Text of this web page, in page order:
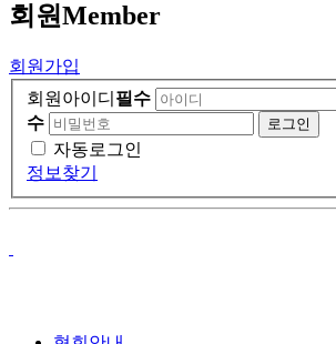
회원Member
회원가입
회원아이디 필수
수
자동로그인
정보찾기